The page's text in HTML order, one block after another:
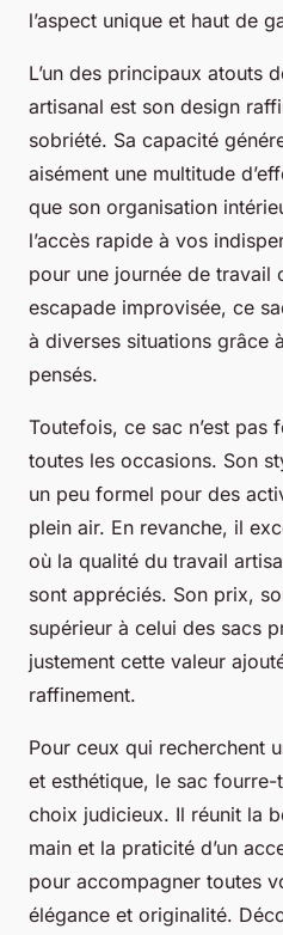
l’aspect unique et haut de
L’un des principaux atouts
artisanal est son design
sobriété. Sa capacité
aisément une multitude
que son organisation
l’accès rapide à vos
pour une journée de travail
escapade improvisée, ce
à diverses situations grâce
pensés.
Toutefois, ce sac n’est pas
toutes les occasions. Son
un peu formel pour des
plein air. En revanche, il
où la qualité du travail
sont appréciés. Son prix,
supérieur à celui des sacs
justement cette valeur
raffinement.
Pour ceux qui recherchent
et esthétique, le sac
choix judicieux. Il réunit la
main et la praticité d’un
pour accompagner toutes
élégance et originalité.